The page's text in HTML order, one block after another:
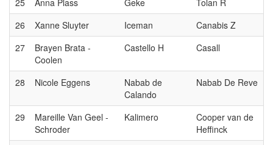
25
Anna Plass Geke
Tolan R
26
Xanne Sluyter Iceman
Canabis Z
27
Brayen Brata -
Coolen
Castello H Casall
28 Nicole Eggens
Nabab de
Calando
Nabab De Reve
29
Mareille Van Geel -
Schroder
Kalimero
Cooper van de
Heffinck